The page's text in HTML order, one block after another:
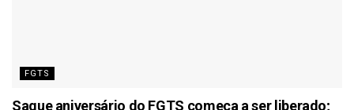
FGTS
Saque aniversário do FGTS começa a ser liberado;